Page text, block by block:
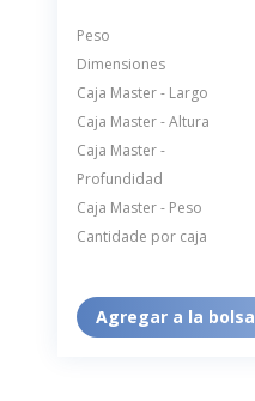
Peso
Dimensiones
Caja Master - Largo
Caja Master - Altura
Caja Master -
Profundidad
Caja Master - Peso
Cantidade por caja
Agregar a la bolsa